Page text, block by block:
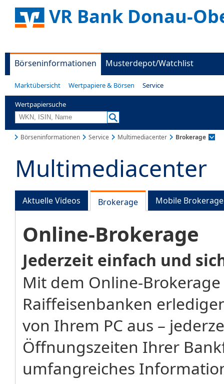
VR Bank Donau-
Börseninformationen Musterdepot/Watchlist
Marktübersicht Wertpapiere & Börsen Service
Wertpapiersuche
Börseninformationen Service Multimediacenter Brokerage
Multimediacenter
Aktuelle Videos Brokerage Mobile Brokerage
Online-Brokerage
Jederzeit einfach und
Mit dem Online-
Raiffeisenbanken
von Ihrem PC aus –
Öffnungszeiten Ihrer
umfangreiches